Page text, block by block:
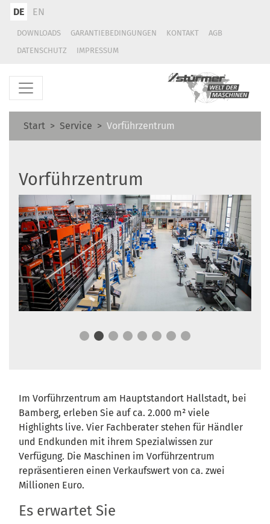
DE EN
DOWNLOADS GARANTIEBEDINGUNGEN KONTAKT
AGB
DATENSCHUTZ
IMPRESSUM
Start Service Vorführzentrum
Vorführzentrum
Im Vorführzentrum am Hauptstandort Hallstadt, bei
Bamberg, erleben Sie auf ca. 2.000 m² viele
Highlights live. Vier Fachberater stehen für Händler
und Endkunden mit ihrem Spezialwissen zur
Verfügung. Die Maschinen im Vorführzentrum
repräsentieren einen Verkaufswert von ca. zwei
Millionen Euro.
Es erwartet Sie